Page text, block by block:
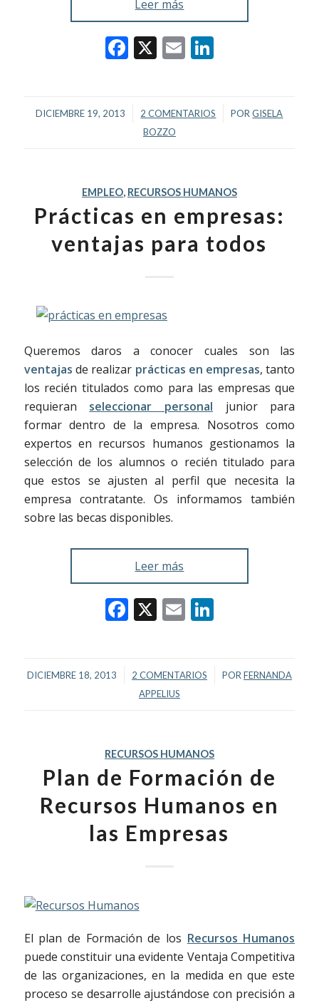
Leer más
Facebook
X EmailLinkedIn
DICIEMBRE 19, 2013
/ 2 COMENTARIOS
/ PORGISELA
BOZZO
EMPLEO, RECURSOS HUMANOS
Prácticas en empresas:
ventajas para todos
Queremos daros a conocer cuales son las
ventajas de realizar prácticas en empresas, tanto
los recién titulados como para las empresas que
requieran seleccionar personal
junior para
formar dentro de la empresa. Nosotros como
expertos en recursos humanos gestionamos la
selección de los alumnos o recién titulado para
que estos se ajusten al perfil que necesita la
empresa contratante. Os informamos también
sobre las becas disponibles.
Leer más
Facebook
X EmailLinkedIn
DICIEMBRE 18, 2013
/ 2 COMENTARIOS
/ POR FERNANDA
APPELIUS
RECURSOS HUMANOS
Plan de Formación de
Recursos Humanos en
las Empresas
El plan de Formación de los Recursos Humanos
puede constituir una evidente Ventaja Competitiva
de las organizaciones, en la medida en que este
proceso se desarrolle ajustándose con precisión a